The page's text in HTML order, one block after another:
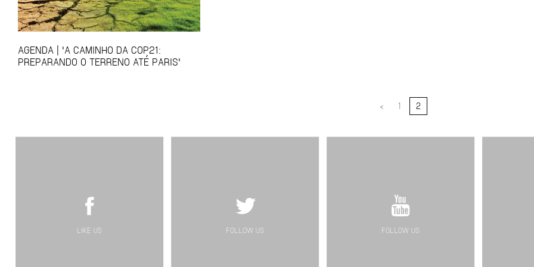
AGENDA | 'A CAMINHO DA COP21:
PREPARANDO O TERRENO ATÉ PARIS'
< 1 2
LIKE US FOLLOW US FOLLOW US